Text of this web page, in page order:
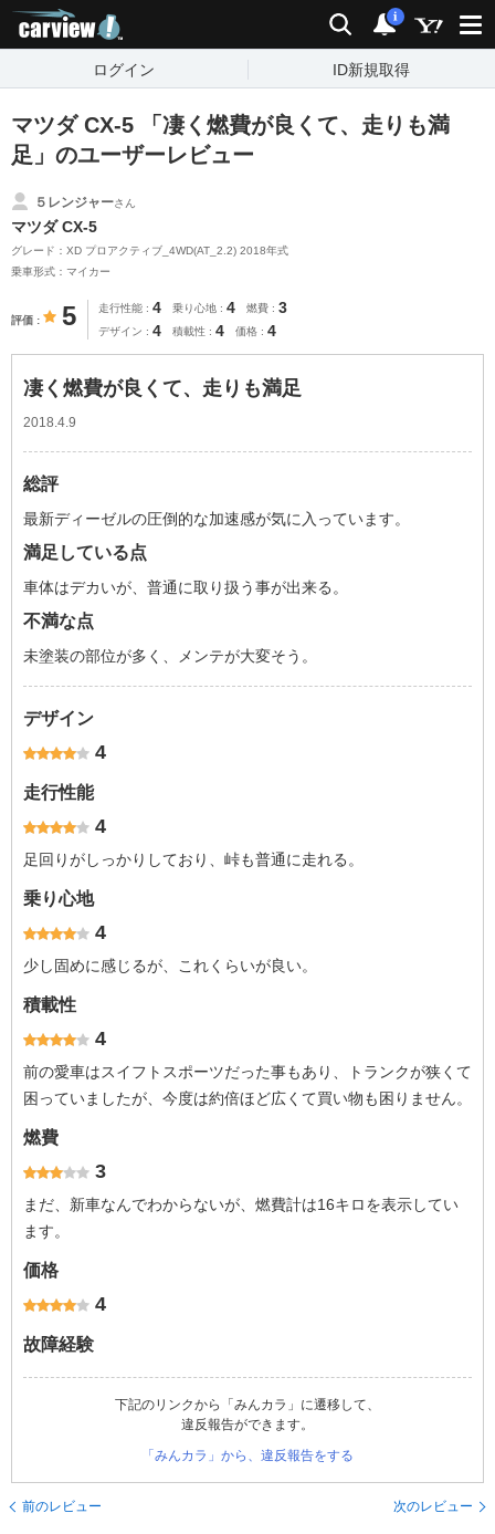
検索 通知
i
ログイン ID新規取得
マツダ CX-5 「凄く燃費が良くて、走りも満
足」のユーザーレビュー
５レンジャーさん
マツダ CX-5
グレード：XD プロアクティブ_4WD(AT_2.2) 2018年式
乗車形式：マイカー
評価 5 走行性能 4 乗り心地 4 燃費 3
デザイン 4 積載性 4 価格 4
凄く燃費が良くて、走りも満足
2018.4.9
総評
最新ディーゼルの圧倒的な加速感が気に入っています。
満足している点
車体はデカいが、普通に取り扱う事が出来る。
不満な点
未塗装の部位が多く、メンテが大変そう。
デザイン
4
走行性能
4
足回りがしっかりしており、峠も普通に走れる。
乗り心地
4
少し固めに感じるが、これくらいが良い。
積載性
4
前の愛車はスイフトスポーツだった事もあり、トランクが狭くて
困っていましたが、今度は約倍ほど広くて買い物も困りません。
燃費
3
まだ、新車なんでわからないが、燃費計は16キロを表示してい
ます。
価格
4
故障経験
下記のリンクから「みんカラ」に遷移して、
違反報告ができます。
「みんカラ」から、違反報告をする
前のレビュー 次のレビュー